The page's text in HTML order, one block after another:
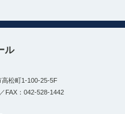
ル
松町1-100-25-5F
FAX：042-528-1442